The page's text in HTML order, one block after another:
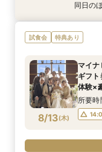
特典あり
8/12(水)
当日予
*模擬
所要
特典あり
8/12(水)
当日◎
チャペ
特典あり
8/12(水)
【平日
グ×ク
同日の
試食会 特典あり
8/13(木)
マイ
ギフ
体験×
所要